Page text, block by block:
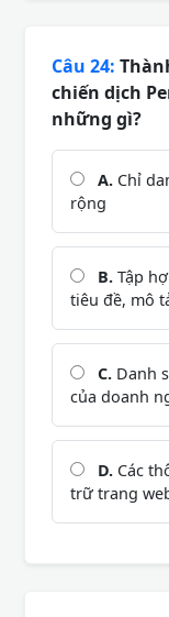
Câu 24:
chiến dịch
những gì?
A. Chỉ
rộng
B. Tập
tiêu đề, mô
C. Danh
của doanh
D. Các
trữ trang